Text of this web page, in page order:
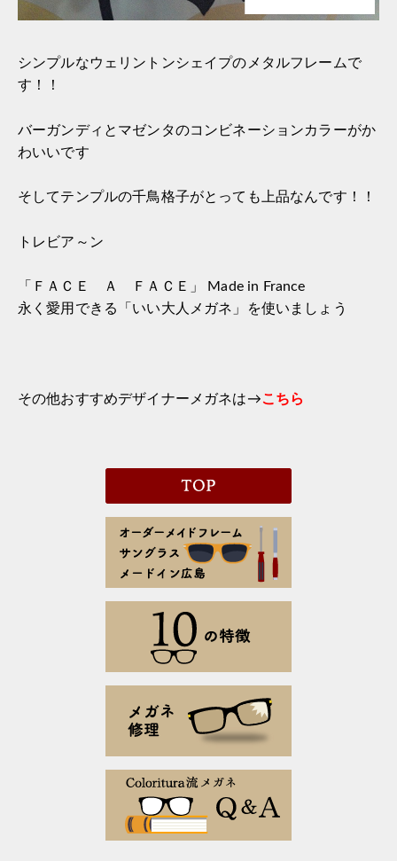
シンプルなウェリントンシェイプのメタルフレームで
す！！
バーガンディとマゼンタのコンビネーションカラーがか
わいいです
そしてテンプルの千鳥格子がとっても上品なんです！！
トレビア～ン
「ＦＡＣＥ Ａ ＦＡＣＥ」 Made in France
永く愛用できる「いい大人メガネ」を使いましょう
その他おすすめデザイナーメガネは→こちら